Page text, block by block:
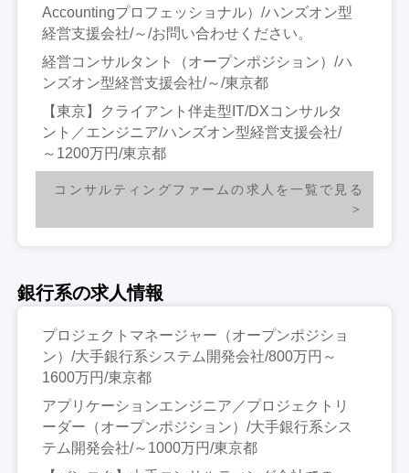
Accountingプロフェッショナル）/ハンズオン型
経営支援会社/～/お問い合わせください。
経営コンサルタント（オープンポジション）/ハ
ンズオン型経営支援会社/～/東京都
【東京】クライアント伴走型IT/DXコンサルタ
ント／エンジニア/ハンズオン型経営支援会社/
～1200万円/東京都
コンサルティングファームの求人を一覧で見る
銀行系の求人情報
プロジェクトマネージャー（オープンポジショ
ン）/大手銀行系システム開発会社/800万円～
1600万円/東京都
アプリケーションエンジニア／プロジェクトリ
ーダー（オープンポジション）/大手銀行系シス
テム開発会社/～1000万円/東京都